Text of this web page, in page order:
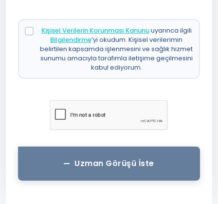
Kişisel Verilerin Korunması Kanunuuyarınca ilgili
Bilgilendirme’yi okudum. Kişisel verilerimin
belirtilen kapsamda işlenmesini ve sağlık hizmet
sunumu amacıyla tarafımla iletişime geçilmesini
kabul ediyorum.
Uzman Görüşü İste